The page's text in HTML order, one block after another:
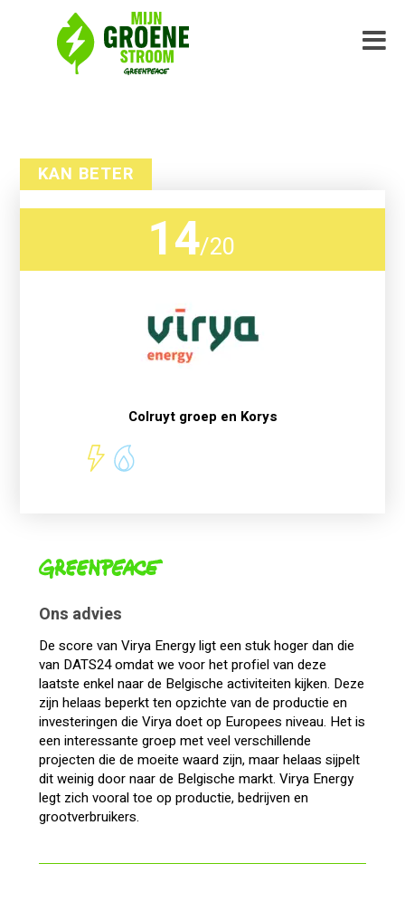
KAN BETER
14/20
Colruyt groep en Korys
Ons advies
De score van Virya Energy ligt een stuk hoger dan die
van DATS24 omdat we voor het profiel van deze
laatste enkel naar de Belgische activiteiten kijken. Deze
zijn helaas beperkt ten opzichte van de productie en
investeringen die Virya doet op Europees niveau. Het is
een interessante groep met veel verschillende
projecten die de moeite waard zijn, maar helaas sijpelt
dit weinig door naar de Belgische markt. Virya Energy
legt zich vooral toe op productie, bedrijven en
grootverbruikers.